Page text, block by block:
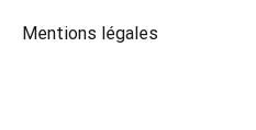
Mentions légales